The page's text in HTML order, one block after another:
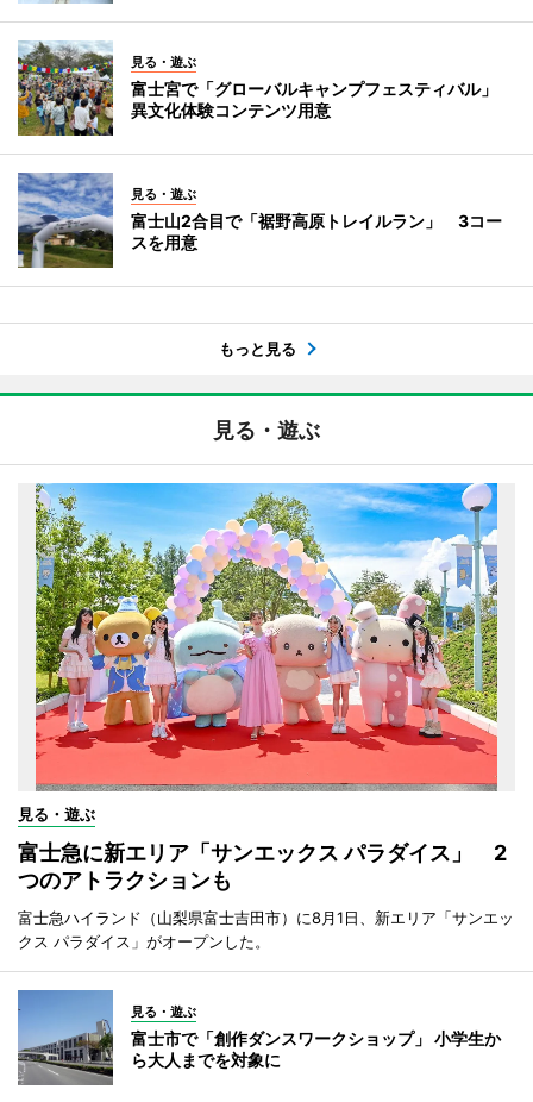
見る・遊ぶ
富士宮で「グローバルキャンプフェスティバル」
異文化体験コンテンツ用意
見る・遊ぶ
富士山2合目で「裾野高原トレイルラン」 3コー
スを用意
もっと見る
見る・遊ぶ
見る・遊ぶ
富士急に新エリア「サンエックス パラダイス」 2
つのアトラクションも
富士急ハイランド（山梨県富士吉田市）に8月1日、新エリア「サンエッ
クス パラダイス」がオープンした。
見る・遊ぶ
富士市で「創作ダンスワークショップ」 小学生か
ら大人までを対象に